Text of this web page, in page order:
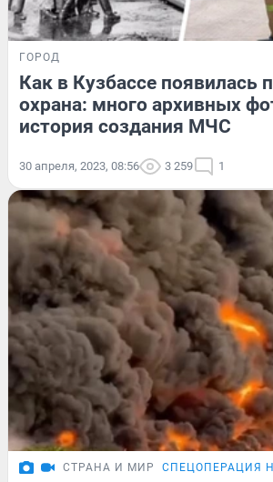
ГОРОД
Как в Кузбассе появилась
охрана: много архивных
история создания МЧС
30 апреля, 2023, 08:56 3 259 1
СТРАНА И МИР СПЕЦОПЕРАЦИЯ